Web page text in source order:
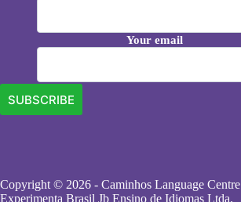
Your email
Copyright © 2026 - Caminhos Language Centre
Experimenta Brasil Jb Ensino de Idiomas Ltda.